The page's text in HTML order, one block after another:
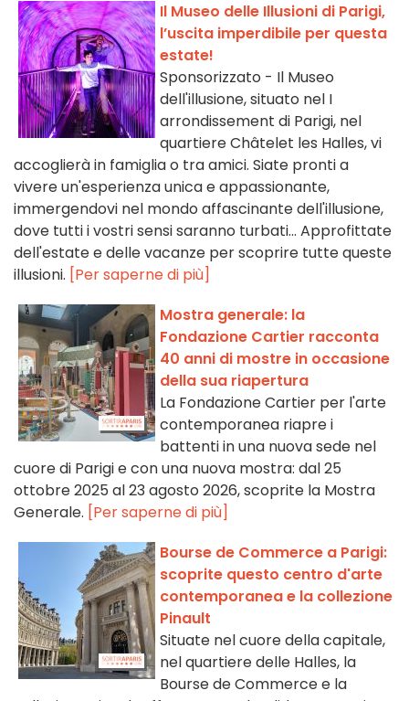
Il Museo delle Illusioni di Parigi,
l’uscita imperdibile per questa
estate!
Sponsorizzato - Il Museo
dell'illusione, situato nel I
arrondissement di Parigi, nel
quartiere Châtelet les Halles, vi
accoglierà in famiglia o tra amici. Siate pronti a
vivere un'esperienza unica e appassionante,
immergendovi nel mondo affascinante dell'illusione,
dove tutti i vostri sensi saranno turbati... Approfittate
dell'estate e delle vacanze per scoprire tutte queste
illusioni. [Per saperne di più]
Mostra generale: la
Fondazione Cartier racconta
40 anni di mostre in occasione
della sua riapertura
La Fondazione Cartier per l'arte
contemporanea riapre i
battenti in una nuova sede nel
cuore di Parigi e con una nuova mostra: dal 25
ottobre 2025 al 23 agosto 2026, scoprite la Mostra
Generale. [Per saperne di più]
Bourse de Commerce a Parigi:
scoprite questo centro d'arte
contemporanea e la collezione
Pinault
Situate nel cuore della capitale,
nel quartiere delle Halles, la
Bourse de Commerce e la